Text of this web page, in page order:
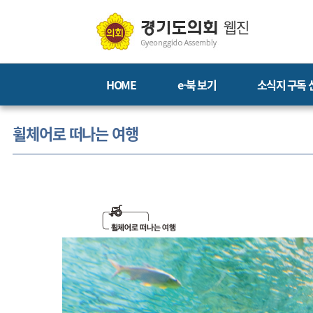
HOME e-북 보기 소식지 구독
휠체어로 떠나는 여행